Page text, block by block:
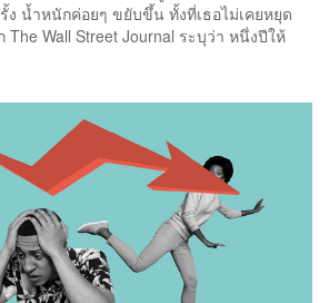
ง น้ำหนักค่อยๆ ขยับขึ้น ทั้งที่เธอไม่เคยหยุด
Wall Street Journal ระบุว่า หนึ่งปีให้